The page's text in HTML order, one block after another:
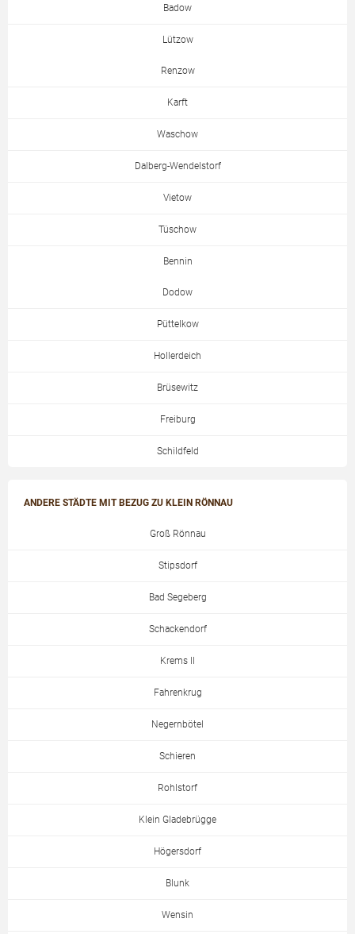
Badow
Lützow
Renzow
Karft
Waschow
Dalberg-Wendelstorf
Vietow
Tüschow
Bennin
Dodow
Püttelkow
Hollerdeich
Brüsewitz
Freiburg
Schildfeld
ANDERE STÄDTE MIT BEZUG ZU KLEIN RÖNNAU
Groß Rönnau
Stipsdorf
Bad Segeberg
Schackendorf
Krems II
Fahrenkrug
Negernbötel
Schieren
Rohlstorf
Klein Gladebrügge
Högersdorf
Blunk
Wensin